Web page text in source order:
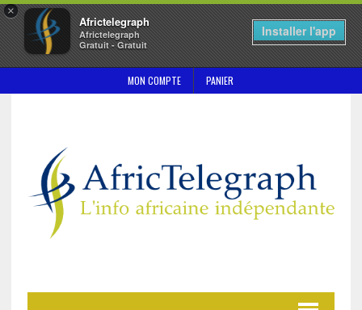
×
Africtelegraph
Africtelegraph
Gratuit - Gratuit
Installer l'app
MON COMPTE PANIER